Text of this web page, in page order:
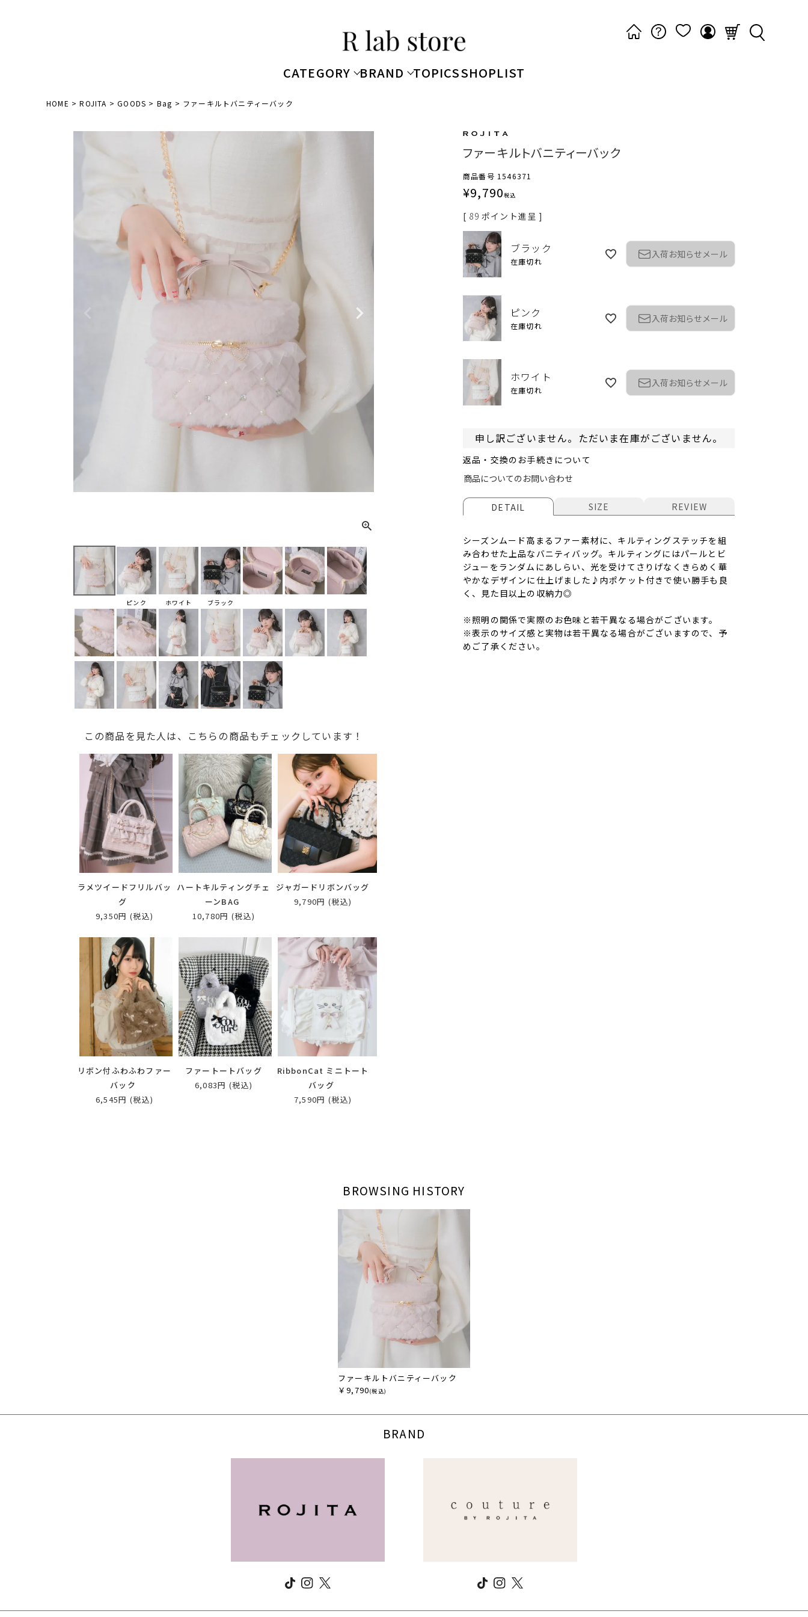
CATEGORY BRAND TOPICSSHOPLIST
HOME ROJITA GOODS Bag ファーキルトバニティーバック
ピンク
ピンク ホワイト ブラック
この商品を見た人は、こちらの商品もチェックしています！
ラメツイードフリルバッ
グ
9,350円 (税込)
ハートキルティングチェ
ーンBAG
10,780円 (税込)
ジャガードリボンバッグ
9,790円 (税込)
リボン付ふわふわファー
バック
6,545円 (税込)
ファートートバッグ
6,083円 (税込)
RibbonCat ミニトート
バッグ
7,590円 (税込)
ファーキルトバニティーバック
商品番号 1546371
¥9,790税込
[ 89 ポイント進呈 ]
ブラック
在庫切れ
入荷お知らせメール
ピンク
在庫切れ
入荷お知らせメール
ホワイト
在庫切れ
入荷お知らせメール
申し訳ございません。ただいま在庫がございません。
返品・交換のお手続きについて
商品についてのお問い合わせ
DETAIL SIZE REVIEW
シーズンムード高まるファー素材に、キルティングステッチを組
み合わせた上品なバニティバッグ。キルティングにはパールとビ
ジューをランダムにあしらい、光を受けてさりげなくきらめく華
やかなデザインに仕上げました♪内ポケット付きで使い勝手も良
く、見た目以上の収納力◎
※照明の関係で実際のお色味と若干異なる場合がございます。
※表示のサイズ感と実物は若干異なる場合がございますので、予
めご了承ください。
BROWSING HISTORY
ファーキルトバニティーバック
￥9,790(税込)
BRAND